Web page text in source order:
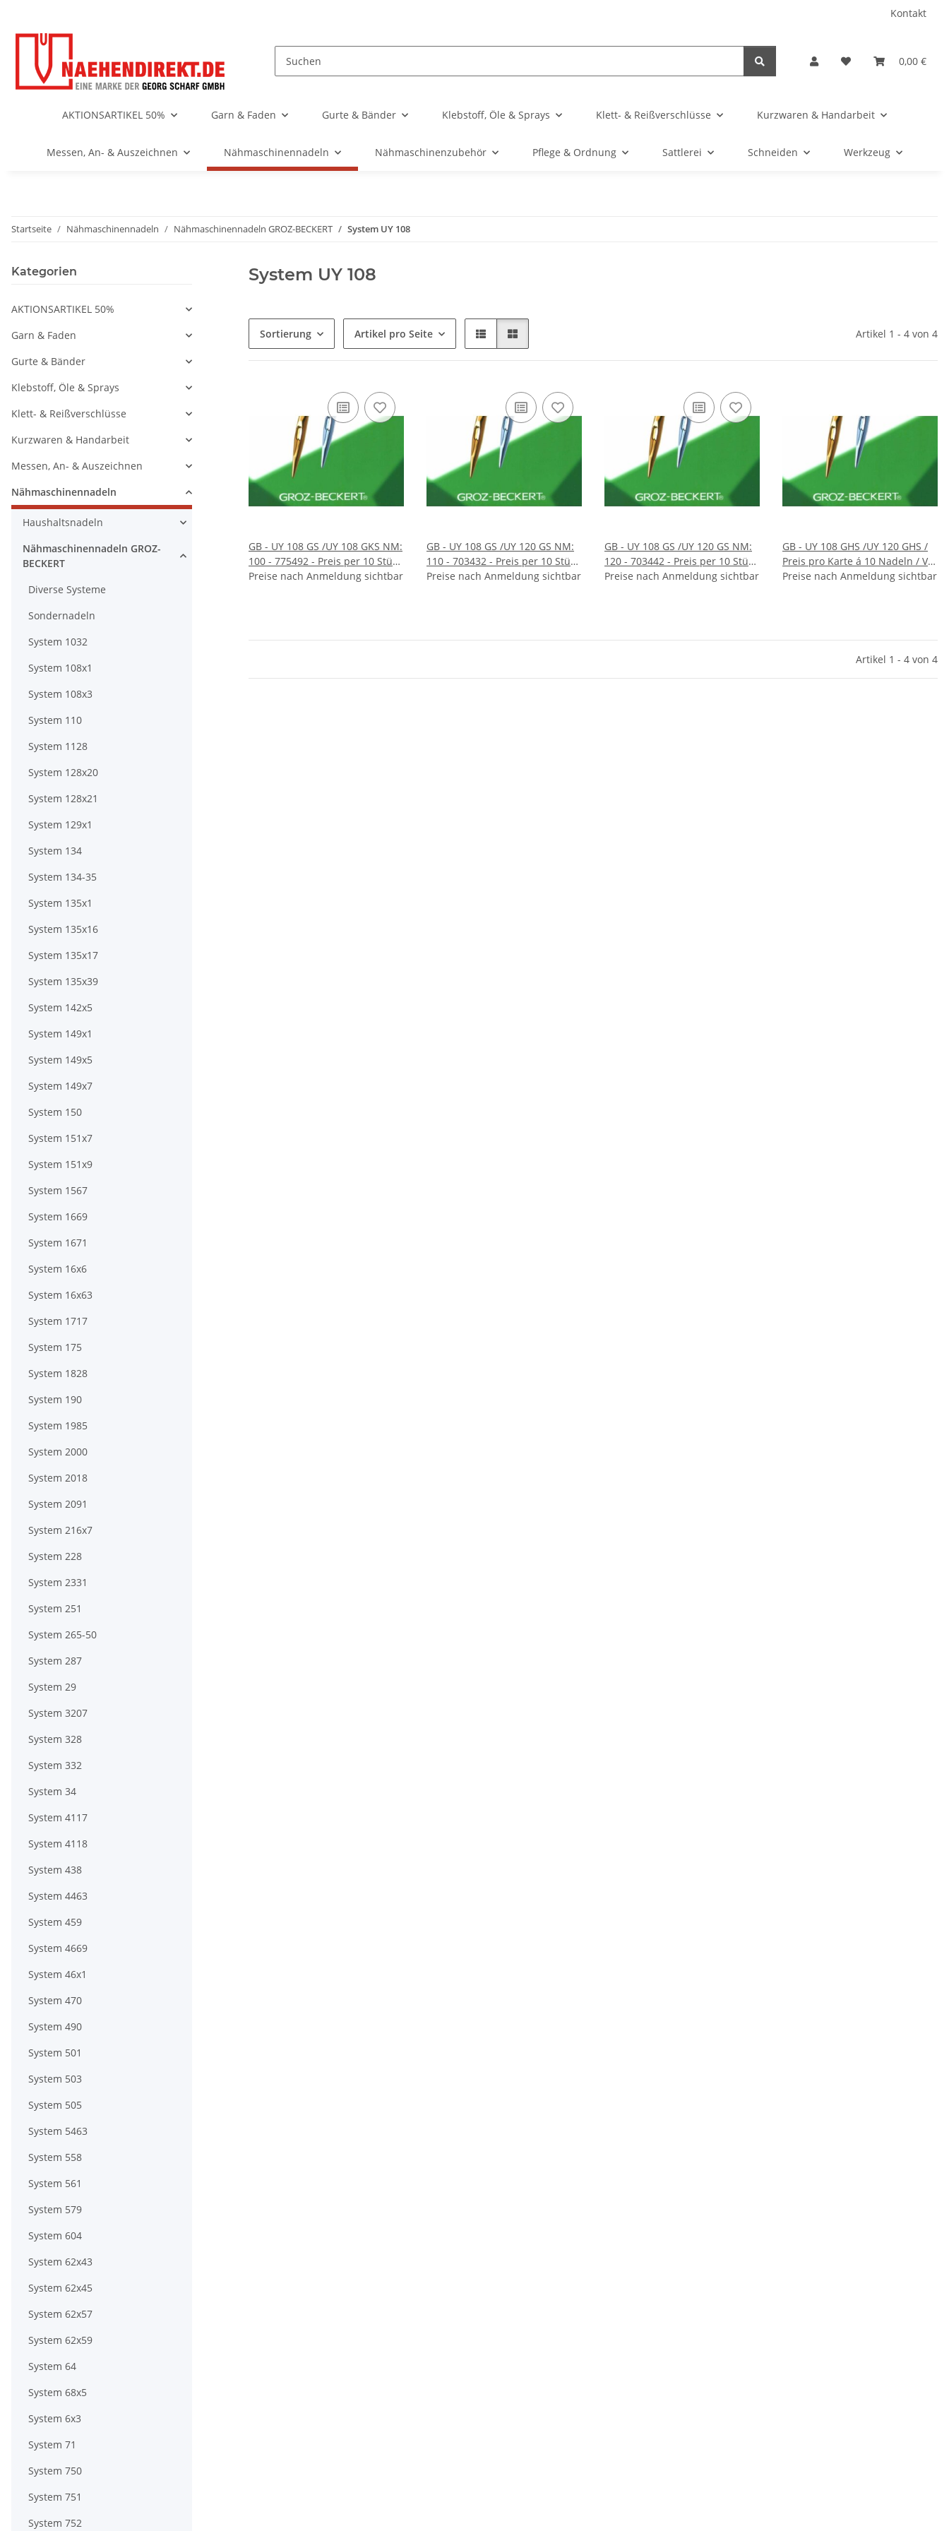
Kontakt
0,00 €
AKTIONSARTIKEL 50% Garn & Faden Gurte & Bänder Klebstoff, Öle & Sprays Klett- & Reißverschlüsse Kurzwaren & Handarbeit
Messen, An- & Auszeichnen Nähmaschinennadeln Nähmaschinenzubehör Pflege & Ordnung Sattlerei Schneiden Werkzeug
Startseite Nähmaschinennadeln Nähmaschinennadeln GROZ-BECKERT System UY 108
System UY 108
Sortierung Artikel pro Seite Artikel 1 - 4 von 4
GB - UY 108 GS /UY 108 GKS NM:
100 - 775492 - Preis per 10 Stück
- VE 100 Stück
Preise nach Anmeldung sichtbar
GB - UY 108 GS /UY 120 GS NM:
110 - 703432 - Preis per 10 Stück
- VE 100 Stück
Preise nach Anmeldung sichtbar
GB - UY 108 GS /UY 120 GS NM:
120 - 703442 - Preis per 10 Stück
- VE 100 Stück
Preise nach Anmeldung sichtbar
GB - UY 108 GHS /UY 120 GHS /
Preis pro Karte á 10 Nadeln / VE
10 Karten
Preise nach Anmeldung sichtbar
Artikel 1 - 4 von 4
Kategorien
AKTIONSARTIKEL 50%
Garn & Faden
Gurte & Bänder
Klebstoff, Öle & Sprays
Klett- & Reißverschlüsse
Kurzwaren & Handarbeit
Messen, An- & Auszeichnen
Nähmaschinennadeln
Haushaltsnadeln
Nähmaschinennadeln GROZ-
BECKERT
Diverse Systeme
Sondernadeln
System 1032
System 108x1
System 108x3
System 110
System 1128
System 128x20
System 128x21
System 129x1
System 134
System 134-35
System 135x1
System 135x16
System 135x17
System 135x39
System 142x5
System 149x1
System 149x5
System 149x7
System 150
System 151x7
System 151x9
System 1567
System 1669
System 1671
System 16x6
System 16x63
System 1717
System 175
System 1828
System 190
System 1985
System 2000
System 2018
System 2091
System 216x7
System 228
System 2331
System 251
System 265-50
System 287
System 29
System 3207
System 328
System 332
System 34
System 4117
System 4118
System 438
System 4463
System 459
System 4669
System 46x1
System 470
System 490
System 501
System 503
System 505
System 5463
System 558
System 561
System 579
System 604
System 62x43
System 62x45
System 62x57
System 62x59
System 64
System 68x5
System 6x3
System 71
System 750
System 751
System 752